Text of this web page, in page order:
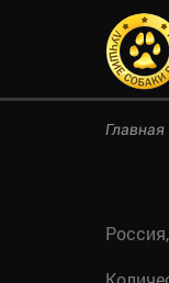
Главная